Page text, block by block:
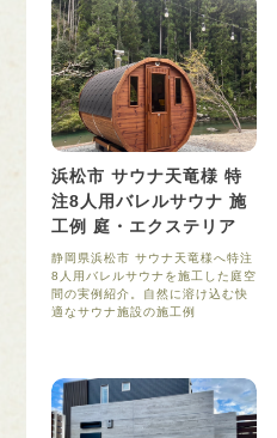
浜松市 サウナ天竜様 特
注8人用バレルサウナ 施
工例 庭・エクステリア
静岡県浜松市 サウナ天竜様へ特注
8人用バレルサウナを施工した庭空
間の実例紹介。自然に溶け込む快
適なサウナ施設の施工例